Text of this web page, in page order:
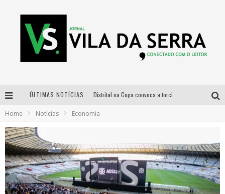
ÚLTIMAS NOTÍCIAS
Designer mineira lança jogo educativo sobre coleta seletiva na maior feira de jogos de tabuleiro da América Latina
Home Notícias Economia